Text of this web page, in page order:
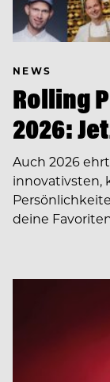
NEWS
Rolling
2026:
Auch 2026
innovativsten,
deine